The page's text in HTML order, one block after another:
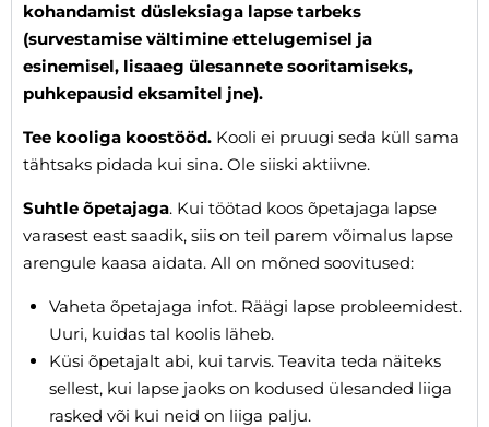
kohandamist düsleksiaga lapse tarbeks
(survestamise vältimine ettelugemisel ja
esinemisel, lisaaeg ülesannete sooritamiseks,
puhkepausid eksamitel jne).
Tee kooliga koostööd. Kooli ei pruugi seda küll sama
tähtsaks pidada kui sina. Ole siiski aktiivne.
Suhtle õpetajaga. Kui töötad koos õpetajaga lapse
varasest east saadik, siis on teil parem võimalus lapse
arengule kaasa aidata. All on mõned soovitused:
Vaheta õpetajaga infot. Räägi lapse probleemidest.
Uuri, kuidas tal koolis läheb.
Küsi õpetajalt abi, kui tarvis. Teavita teda näiteks
sellest, kui lapse jaoks on kodused ülesanded liiga
rasked või kui neid on liiga palju.